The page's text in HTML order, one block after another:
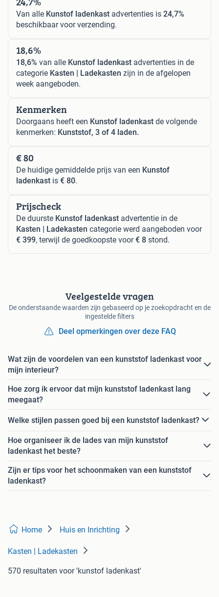
Van alle Kunstof ladenkast advertenties is 24,7%
beschikbaar voor verzending.
18,6%
18,6% van alle Kunstof ladenkast advertenties in de
categorie Kasten | Ladekasten zijn in de afgelopen
week aangeboden.
Kenmerken
Doorgaans heeft een Kunstof ladenkast de volgende
kenmerken: Kunststof, 3 of 4 laden.
€ 80
De huidige gemiddelde prijs van een Kunstof
ladenkast is € 80.
Prijscheck
De duurste Kunstof ladenkast advertentie in de
Kasten | Ladekasten categorie werd aangeboden voor
€ 399, terwijl de goedkoopste voor€ 8 stond.
Veelgestelde vragen
De onderstaande waarden zijn gebaseerd op je zoekopdracht en de
ingestelde filters
Deel opmerkingen over deze FAQ
Wat zijn de voordelen van een kunststof ladenkast voor
mijn interieur?
Hoe zorg ik ervoor dat mijn kunststof ladenkast lang
meegaat?
Welke stijlen passen goed bij een kunststof ladenkast?
Hoe organiseer ik de lades van mijn kunststof
ladenkast het beste?
Zijn er tips voor het schoonmaken van een kunststof
ladenkast?
Home Huis en Inrichting
Kasten | Ladekasten
570 resultaten voor 'kunstof ladenkast'